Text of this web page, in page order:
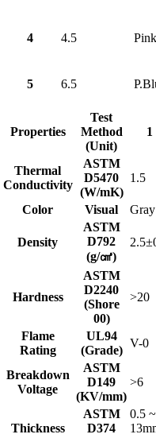
4 4.5 Pink
5 6.5
Properties
Test
Method
(Unit)
1
Thermal
Conductivity
ASTM
D5470
(W/mK)
1.5
Color Visual Gray
Density
ASTM
D792
(g/㎤)
Hardness
ASTM
D2240
(Shore
00)
>20
Flame
Rating
UL94
(Grade)
V-0
Breakdown
Voltage
ASTM
D149
(KV/mm)
>6
Thickness
ASTM
D374
0.5 ~